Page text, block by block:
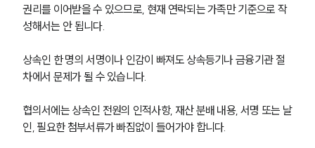
권리를 이어받을 수 있으므로, 현재 연락되는 가족만 기준으로 작
성해서는 안 됩니다.
상속인 한 명의 서명이나 인감이 빠져도 상속등기나 금융기관 절
차에서 문제가 될 수 있습니다.
협의서에는 상속인 전원의 인적사항, 재산 분배 내용, 서명 또는 날
인, 필요한 첨부서류가 빠짐없이 들어가야 합니다.